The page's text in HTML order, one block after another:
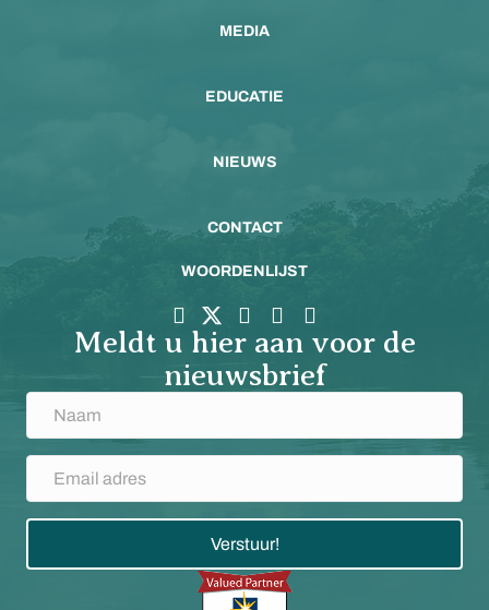
MEDIA
EDUCATIE
NIEUWS
CONTACT
WOORDENLIJST
Meldt u hier aan voor de
nieuwsbrief
Verstuur!